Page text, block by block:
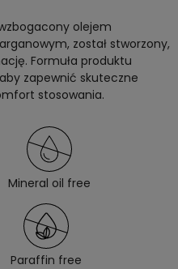
olejem
został stworzony,
Formuła produktu
zapewnić skuteczne
stosowania.
Mineral oil free
Paraffin free